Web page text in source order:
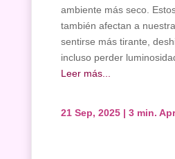
ambiente más seco.
también afectan a
sentirse más tirante,
incluso perder
Leer más...
21 Sep, 2025 |3 min.